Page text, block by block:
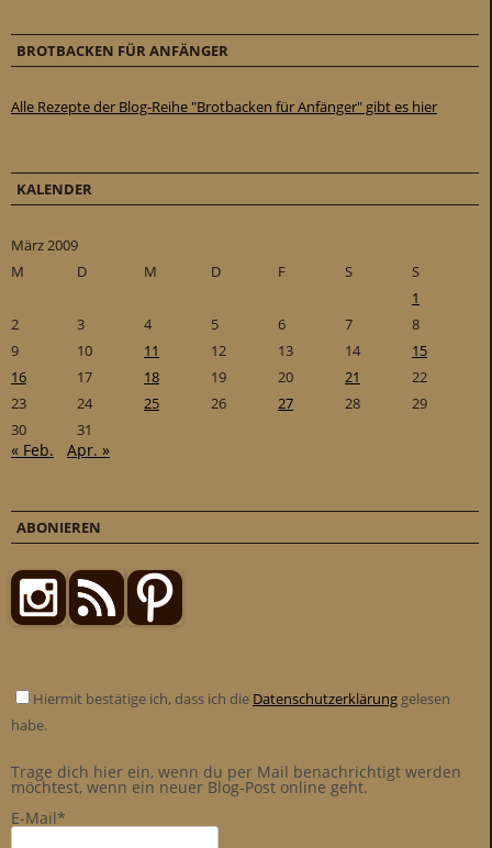
BROTBACKEN FÜR ANFÄNGER
Alle Rezepte der Blog-Reihe "Brotbacken für Anfänger" gibt es hier
KALENDER
März 2009
M
D M D F S
S
1
2
3 4 5 6 7
8
9
10 11 12 13 14
15
16
17 18 19 20 21
22
23
24 25 26 27 28
29
30
31
« Feb. Apr. »
ABONIEREN
Hiermit bestätige ich, dass ich die Datenschutzerklärung gelesen
habe.
Trage dich hier ein, wenn du per Mail benachrichtigt werden
möchtest, wenn ein neuer Blog-Post online geht.
E-Mail*